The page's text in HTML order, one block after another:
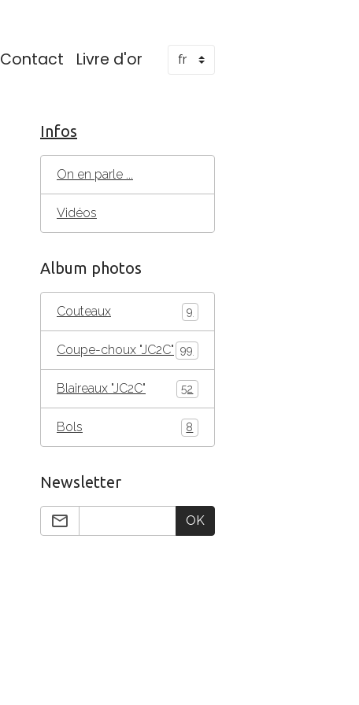
Contact Livre d'or
Infos
On en parle ...
Vidéos
Album photos
Couteaux 9
Coupe-choux "JC2C" 99
Blaireaux "JC2C" 52
Bols 8
Newsletter
OK